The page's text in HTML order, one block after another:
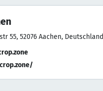
55, 52076 Aachen, Deutschland